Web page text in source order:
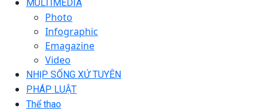
MULTIMEDIA
Photo
Infographic
Emagazine
Video
NHỊP SỐNG XỨ TUYÊN
PHÁP LUẬT
Thể thao